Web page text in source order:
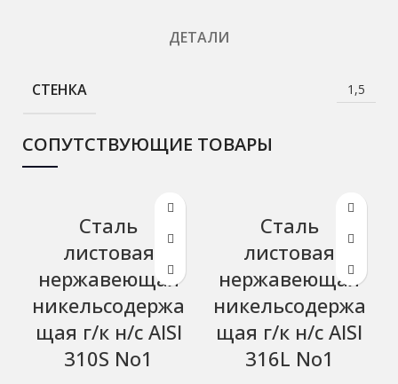
ДЕТАЛИ
СТЕНКА 1,5
СОПУТСТВУЮЩИЕ ТОВАРЫ
Сталь
листовая
нержавеющая
никельсодержа
щая г/к н/с AISI
310S No1
Сталь
листовая
нержавеющая
никельсодержа
щая г/к н/с AISI
316L No1